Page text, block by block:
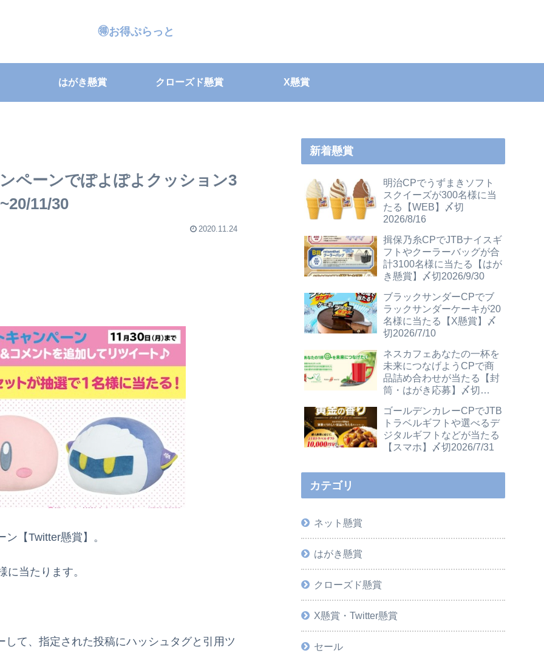
🉐お得ぷらっと
はがき懸賞 クローズド懸賞 X懸賞
ペーンでぽよぽよクッション3
11/30
2020.11.24
【Twitter懸賞】。
当たります。
て、指定された投稿にハッシュタグと引用ツ
新着懸賞
明治CPでうずまきソフト
スクイーズが300名様に当
たる【WEB】〆切
2026/8/16
揖保乃糸CPでJTBナイスギ
フトやクーラーバッグが合
計3100名様に当たる【はが
き懸賞】〆切2026/9/30
ブラックサンダーCPでブ
ラックサンダーケーキが20
名様に当たる【X懸賞】〆
切2026/7/10
ネスカフェあなたの一杯を
未来につなげようCPで商
品詰め合わせが当たる【封
筒・はがき応募】〆切
ゴールデンカレーCPでJTB
トラベルギフトや選べるデ
ジタルギフトなどが当たる
【スマホ】〆切2026/7/31
カテゴリ
ネット懸賞
はがき懸賞
クローズド懸賞
X懸賞・Twitter懸賞
セール